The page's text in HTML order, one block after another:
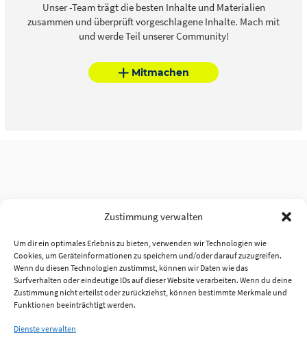
Zustimmung verwalten
Um dir ein optimales Erlebnis zu bieten, verwenden wir Technologien wie
Cookies, um Geräteinformationen zu speichern und/oder darauf zuzugreifen.
Wenn du diesen Technologien zustimmst, können wir Daten wie das
Surfverhalten oder eindeutige IDs auf dieser Website verarbeiten. Wenn du deine
Zustimmung nicht erteilst oder zurückziehst, können bestimmte Merkmale und
Funktionen beeinträchtigt werden.
Dienste verwalten
Unser -Team trägt die besten Inhalte und Materialien
zusammen und überprüft vorgeschlagene Inhalte. Mach mit
und werde Teil unserer Community!
Mitmachen